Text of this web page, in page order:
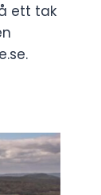
ett tak